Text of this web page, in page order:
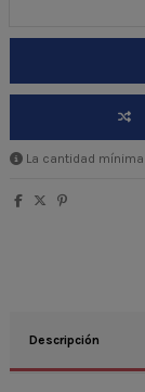
La cantidad
Descripción